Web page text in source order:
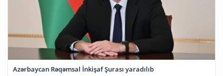
Azərbaycan Rəqəmsal İnkişaf Şurası yaradılıb